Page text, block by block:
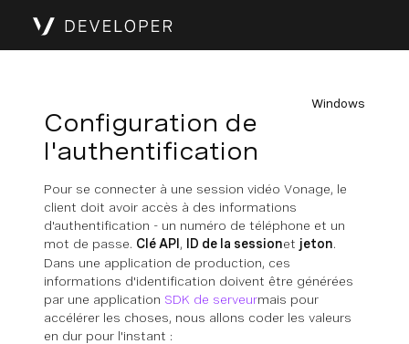
Windows
Configuration de
l'authentification
Pour se connecter à une session vidéo Vonage, le
client doit avoir accès à des informations
d'authentification - un numéro de téléphone et un
mot de passe. Clé API , ID de la sessionet jeton.
Dans une application de production, ces
informations d'identification doivent être générées
par une application SDK de serveurmais pour
accélérer les choses, nous allons coder les valeurs
en dur pour l'instant :